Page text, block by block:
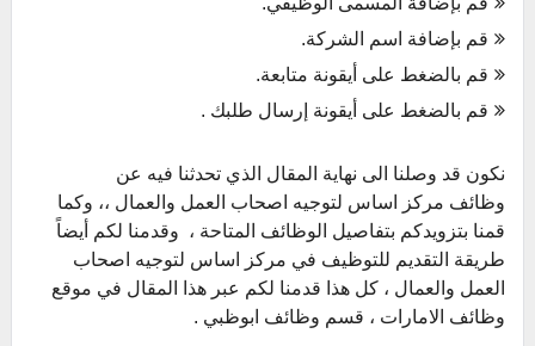
قم بإضافة اسم الشركة.
قم بالضغط على أيقونة متابعة.
قم بالضغط على أيقونة إرسال طلبك .
نكون قد وصلنا الى نهاية المقال الذي تحدثنا فيه عن
وظائف مركز اساس لتوجيه اصحاب العمل والعمال ،، وكما
قمنا بتزويدكم بتفاصيل الوظائف المتاحة ، وقدمنا لكم أيضاً
طريقة التقديم للتوظيف في مركز اساس لتوجيه اصحاب
العمل والعمال ، كل هذا قدمنا لكم عبر هذا المقال في موقع
وظائف الامارات ، قسم وظائف ابوظبي .